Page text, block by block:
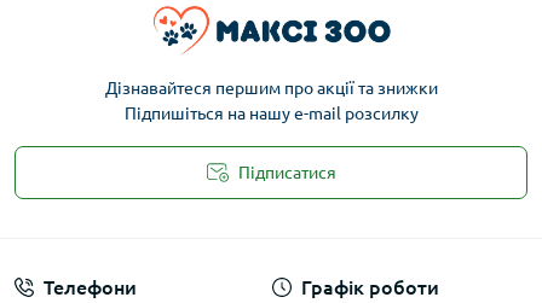
Дізнавайтеся першим про акції та знижки
Підпишіться на нашу e-mail розсилку
Підписатися
Телефони Графік роботи